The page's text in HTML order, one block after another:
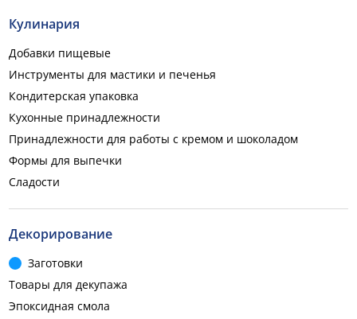
Кулинария
Добавки пищевые
Инструменты для мастики и печенья
Кондитерская упаковка
Кухонные принадлежности
Принадлежности для работы с кремом и шоколадом
Формы для выпечки
Сладости
Декорирование
Заготовки
Товары для декупажа
Эпоксидная смола